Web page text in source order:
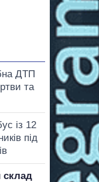
ДТП
та
із 12
під
склад